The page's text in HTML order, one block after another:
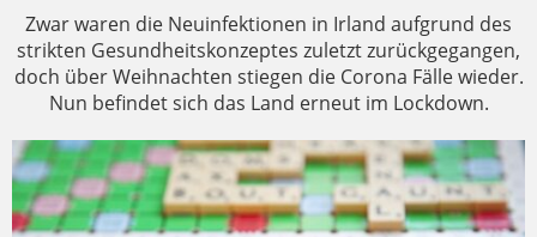
Zwar waren die Neuinfektionen in Irland aufgrund des
strikten Gesundheitskonzeptes zuletzt zurückgegangen,
doch über Weihnachten stiegen die Corona Fälle wieder.
Nun befindet sich das Land erneut im Lockdown.